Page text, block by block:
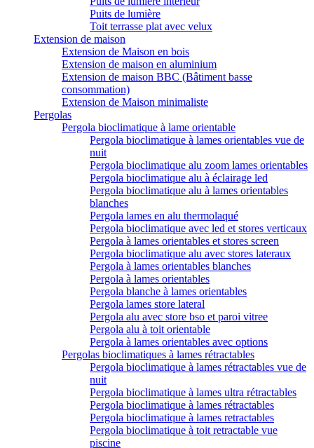
Puits de lumière
Toit terrasse plat avec velux
Extension de maison
Extension de Maison en bois
Extension de maison en aluminium
Extension de maison BBC (Bâtiment basse
consommation)
Extension de Maison minimaliste
Pergolas
Pergola bioclimatique à lame orientable
Pergola bioclimatique à lames orientables vue de
nuit
Pergola bioclimatique alu zoom lames orientables
Pergola bioclimatique alu à éclairage led
Pergola bioclimatique alu à lames orientables
blanches
Pergola lames en alu thermolaqué
Pergola bioclimatique avec led et stores verticaux
Pergola à lames orientables et stores screen
Pergola bioclimatique alu avec stores lateraux
Pergola à lames orientables blanches
Pergola à lames orientables
Pergola blanche à lames orientables
Pergola lames store lateral
Pergola alu avec store bso et paroi vitree
Pergola alu à toit orientable
Pergola à lames orientables avec options
Pergolas bioclimatiques à lames rétractables
Pergola bioclimatique à lames rétractables vue de
nuit
Pergola bioclimatique à lames ultra rétractables
Pergola bioclimatique à lames rétractables
Pergola bioclimatique à lames retractables
Pergola bioclimatique à toit retractable vue
piscine